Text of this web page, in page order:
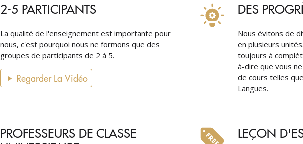
2-5 PARTICIPANTS
La qualité de l'enseignement est importante pour
nous, c'est pourquoi nous ne formons que des
groupes de participants de 2 à 5.
Regarder La Vidéo
DES
Nous évitons de
en plusieurs
toujours à
à-dire que vous
de cours telles
Langues.
PROFESSEURS DE CLASSE
LEÇON